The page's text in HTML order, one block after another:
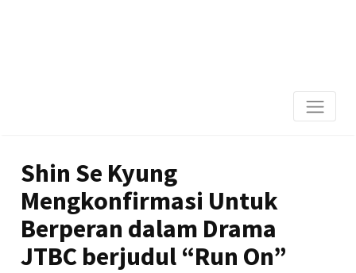
Shin Se Kyung
Mengkonfirmasi Untuk
Berperan dalam Drama
JTBC berjudul “Run On”